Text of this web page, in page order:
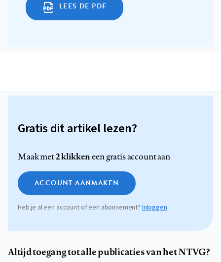
LEES DE PDF
Gratis dit artikel lezen?
Maak met2 klikkeneen gratis account aan
ACCOUNT AANMAKEN
Heb je al een account of een abonnement? Inloggen
Altijd toegang tot alle publicaties van het NTVG?